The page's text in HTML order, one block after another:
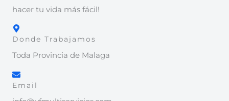
hacer tu vida más fácil!
Donde Trabajamos
Toda Provincia de Malaga
Email